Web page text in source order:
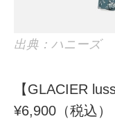
出典：ハニーズ
【GLACIER
¥6,900（税込）